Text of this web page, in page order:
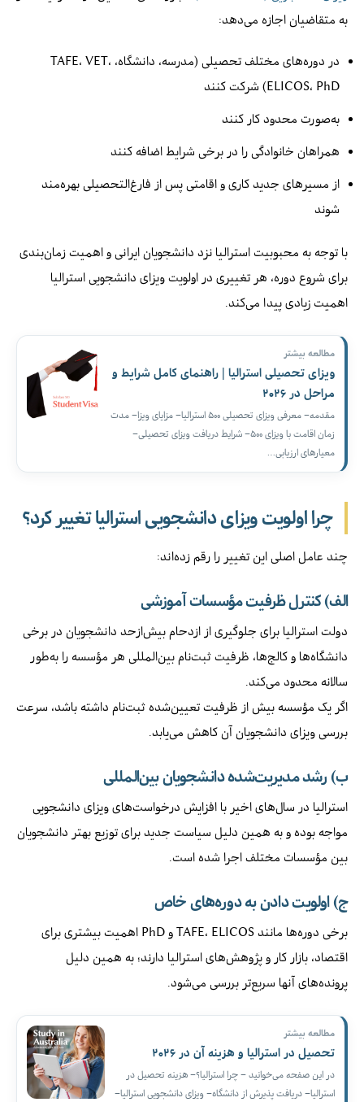
به متقاضیان اجازه می‌دهد:
در دوره‌های مختلف تحصیلی (مدرسه، دانشگاه، TAFE، VET،
ELICOS، PhD) شرکت کنند
به‌صورت محدود کار کنند
همراهان خانوادگی را در برخی شرایط اضافه کنند
از مسیرهای جدید کاری و اقامتی پس از فارغ‌التحصیلی بهره‌مند
شوند
با توجه به محبوبیت استرالیا نزد دانشجویان ایرانی و اهمیت زمان‌بندی
برای شروع دوره، هر تغییری در اولویت ویزای دانشجویی استرالیا
اهمیت زیادی پیدا می‌کند.
مطالعه بیشتر
ویزای تحصیلی استرالیا | راهنمای کامل شرایط و
مراحل در ۲۰۲۶
مقدمه– معرفی ویزای تحصیلی ۵۰۰ استرالیا– مزایای ویزا– مدت
زمان اقامت با ویزای ۵۰۰– شرایط دریافت ویزای تحصیلی–
معیارهای ارزیابی…
چرا اولویت ویزای دانشجویی استرالیا تغییر کرد؟
چند عامل اصلی این تغییر را رقم زده‌اند:
الف) کنترل ظرفیت مؤسسات آموزشی
دولت استرالیا برای جلوگیری از ازدحام بیش‌ازحد دانشجویان در برخی
دانشگاه‌ها و کالج‌ها، ظرفیت ثبت‌نام بین‌المللی هر مؤسسه را به‌طور
سالانه محدود می‌کند.
اگر یک مؤسسه بیش از ظرفیت تعیین‌شده ثبت‌نام داشته باشد، سرعت
بررسی ویزای دانشجویان آن کاهش می‌یابد.
ب) رشد مدیریت‌شده دانشجویان بین‌المللی
استرالیا در سال‌های اخیر با افزایش درخواست‌های ویزای دانشجویی
مواجه بوده و به همین دلیل سیاست جدید برای توزیع بهتر دانشجویان
بین مؤسسات مختلف اجرا شده است.
ج) اولویت دادن به دوره‌های خاص
برخی دوره‌ها مانند TAFE، ELICOS و PhD اهمیت بیشتری برای
اقتصاد، بازار کار و پژوهش‌های استرالیا دارند؛ به همین دلیل
پرونده‌های آنها سریع‌تر بررسی می‌شود.
مطالعه بیشتر
تحصیل در استرالیا و هزینه آن در ۲۰۲۶
در این صفحه می‌خوانید – چرا استرالیا؟– هزینه تحصیل در
استرالیا– دریافت پذیرش از دانشگاه– ویزای دانشجویی استرالیا–